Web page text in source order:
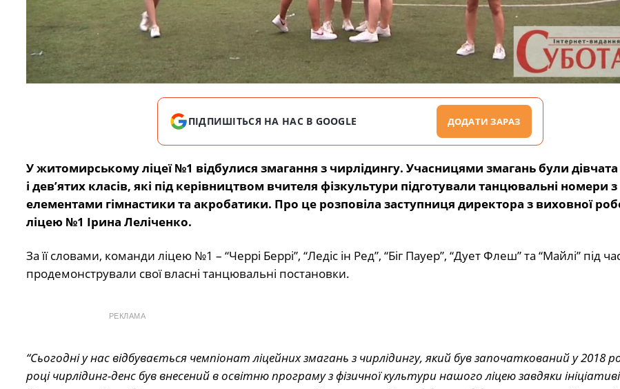
ПІДПИШІТЬСЯ НА НАС В GOOGLE ДОДАТИ ЗАРАЗ
У житомирському ліцеї №1 відбулися змагання з чирлідингу. Учасницями змагань були
і дев’ятих класів, які під керівництвом вчителя фізкультури підготували танцювальні номери з
елементами гімнастики та акробатики. Про це розповіла заступниця директора з виховної
ліцею №1 Ірина Леліченко.
За її словами, команди ліцею №1 – “Черрі Беррі”, “Ледіс ін Ред”, “Біг Пауер”, “Дует Флеш” та “Майлі” під
продемонстрували свої власні танцювальні постановки.
РЕКЛАМА
“Сьогодні у нас відбувається чемпіонат ліцейних змагань з чирлідингу, який був започаткований у 2018
році чирлідинг-денс був внесений в освітню програму з фізичної культури нашого ліцею завдяки